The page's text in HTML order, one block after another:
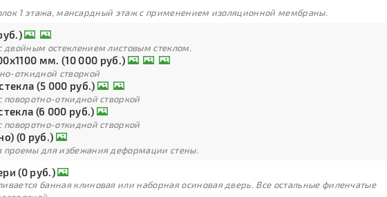
1 этажа, мансардный этаж с применением изоляционной мембраны.
двойным остеклением листовым стеклом.
мм. (10 000 руб.)
откидной створкой
(5 000 руб.)
поворотно-откидной створкой
(6 000 руб.)
поворотно-откидной створкой
(0 руб.)
проемы для избежания деформации стены.
(0 руб.)
банная клиновая или наборная осиновая дверь. Все остальные филенчатые